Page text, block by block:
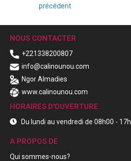
précédent
NOUS CONTACTER
+221338200807
info@calinounou.com
Ngor Almadies
www.calinounou.com
HORAIRES D'OUVERTURE
Du lundi au vendredi de 08h00 - 17h
A PROPOS DE
Qui sommes-nous?